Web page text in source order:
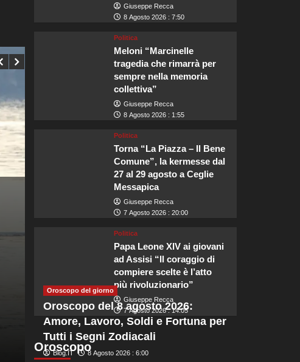
Perché Beaverbrook è la
matrimonio di Zendaya e
8 Agosto 2026 : 5:45
Scopri le Camere Romantiche di Beaverbrook Immerso nella
luogo che promette esperienze indimenticabili per le coppie in...
Leggi tutto Leggi
di
più
su
Perché
Beaverbrook
Giuseppe Recca
8 Agosto 2026 : 7:50
Politica
Meloni “Marcinelle
tragedia che rimarrà per
sempre nella memoria
collettiva”
Giuseppe Recca
8 Agosto 2026 : 1:55
Politica
Torna “La Piazza – Il Bene
Comune”, la kermesse dal
27 al 29 agosto a Ceglie
Messapica
Giuseppe Recca
7 Agosto 2026 : 20:00
Politica
Papa Leone XIV ai giovani
ad Assisi “Il coraggio di
compiere scelte è l’atto
più rivoluzionario”
Giuseppe Recca
7 Agosto 2026 : 14:05
Oroscopo
Oroscopo del giorno
Oroscopo del 8 agosto 2026:
Amore, Lavoro, Soldi e Fortuna per
Tutti i Segni Zodiacali
Blog.IT 8 Agosto 2026 : 6:00